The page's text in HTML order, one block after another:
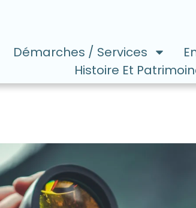
Démarches / Services
Histoire Et